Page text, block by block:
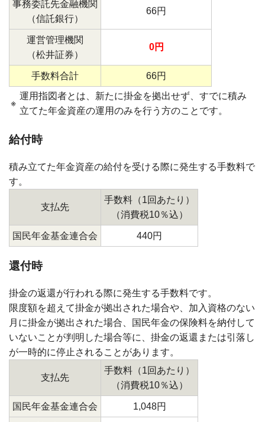
事務委託先金融機関
（信託銀行）
66円
運営管理機関
（松井証券）
0円
手数料合計 66円
※
運用指図者とは、新たに掛金を拠出せず、すでに積み
立てた年金資産の運用のみを行う方のことです。
給付時
積み立てた年金資産の給付を受ける際に発生する手数料で
す。
支払先
手数料（1回あたり）
（消費税10％込）
国民年金基金連合会 440円
還付時
掛金の返還が行われる際に発生する手数料です。
限度額を超えて掛金が拠出された場合や、加入資格のない
月に掛金が拠出された場合、国民年金の保険料を納付して
いないことが判明した場合等に、掛金の返還または引落し
が一時的に停止されることがあります。
支払先
手数料（1回あたり）
（消費税10％込）
国民年金基金連合会 1,048円